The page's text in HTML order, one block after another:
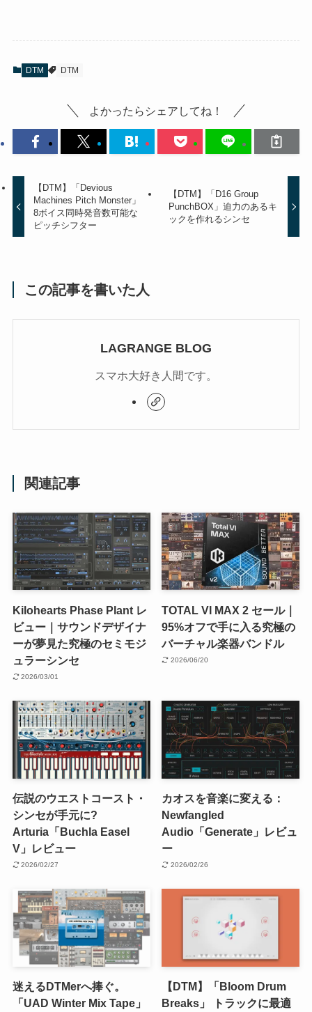
DTM DTM
よかったらシェアしてね！
【DTM】「Devious
Machines Pitch Monster」
8ボイス同時発音数可能な
ピッチシフター
【DTM】「D16 Group
PunchBOX」迫力のあるキ
ックを作れるシンセ
この記事を書いた人
LAGRANGE BLOG
スマホ大好き人間です。
関連記事
Kilohearts Phase Plant レ
ビュー｜サウンドデザイナ
ーが夢見た究極のセミモジ
ュラーシンセ
2026/03/01
TOTAL VI MAX 2 セール｜
95%オフで手に入る究極の
バーチャル楽器バンドル
2026/06/20
伝説のウエストコースト・
シンセが手元に?
Arturia「Buchla Easel
V」レビュー
2026/02/27
カオスを音楽に変える：
Newfangled
Audio「Generate」レビュ
ー
2026/02/26
迷えるDTMerへ捧ぐ。
「UAD Winter Mix Tape」
【DTM】「Bloom Drum
Breaks」 トラックに最適